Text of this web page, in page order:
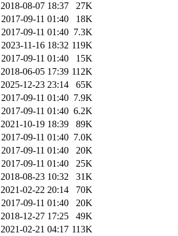
2018-08-07 18:37
27K
2017-09-11 01:40
18K
2017-09-11 01:40 7.3K
2023-11-16 18:32 119K
2017-09-11 01:40
15K
2018-06-05 17:39 112K
2025-12-23 23:14
65K
2017-09-11 01:40 7.9K
2017-09-11 01:40 6.2K
2021-10-19 18:39
89K
2017-09-11 01:40 7.0K
2017-09-11 01:40
20K
2017-09-11 01:40
25K
2018-08-23 10:32
31K
2021-02-22 20:14
70K
2017-09-11 01:40
20K
2018-12-27 17:25
49K
2021-02-21 04:17 113K